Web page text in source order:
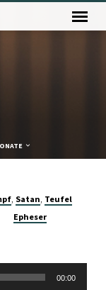
, Satan, Teufel
Epheser
00:00